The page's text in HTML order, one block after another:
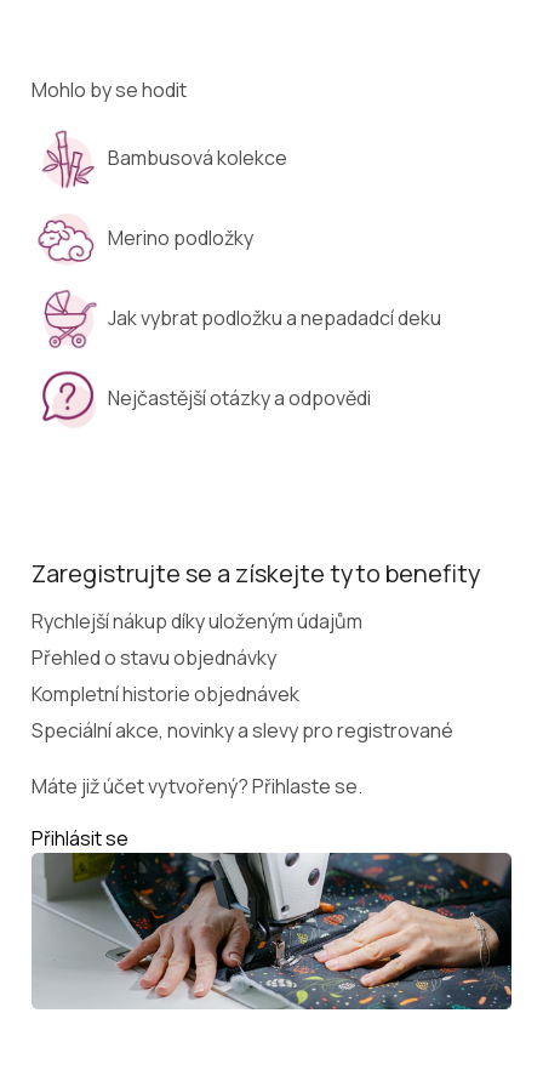
Mohlo by se hodit
Bambusová kolekce
Merino podložky
Jak vybrat podložku a nepadadcí deku
Nejčastější otázky a odpovědi
Zaregistrujte se a získejte tyto benefity
Rychlejší nákup díky uloženým údajům
Přehled o stavu objednávky
Kompletní historie objednávek
Speciální akce, novinky a slevy pro registrované
Máte již účet vytvořený? Přihlaste se.
Přihlásit se